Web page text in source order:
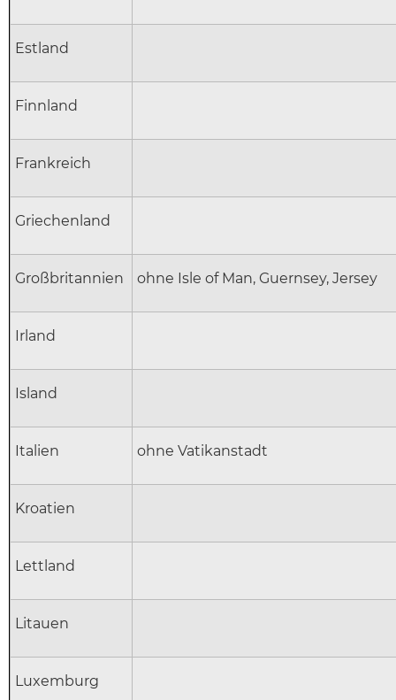
Estland
Finnland
Frankreich
Griechenland
Großbritannien ohne Isle of Man, Guernsey, Jersey
Irland
Island
Italien ohne Vatikanstadt
Kroatien
Lettland
Litauen
Luxemburg